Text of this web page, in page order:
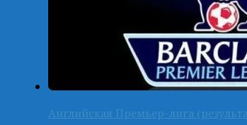
Английская Премьер-лига